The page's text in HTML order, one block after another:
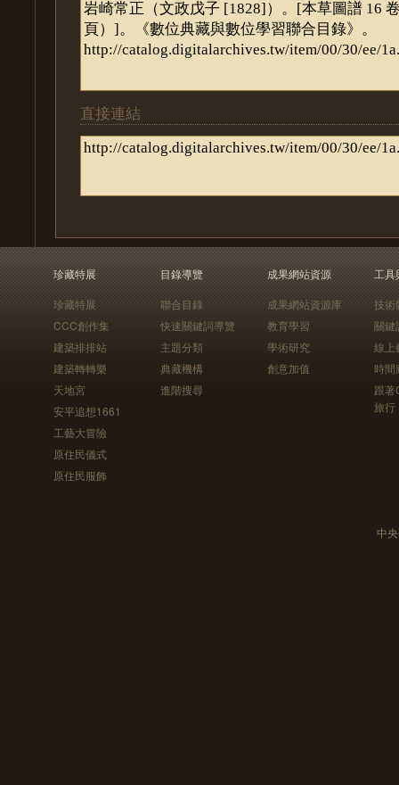
直接連結
珍藏特展
珍藏特展
CCC創作集
建築排排站
建築轉轉樂
天地宮
安平追想1661
工藝大冒險
原住民儀式
原住民服飾
目錄導覽
聯合目錄
快速關鍵詞導覽
主題分類
典藏機構
進階搜尋
成果網站資源
成果網站資源庫
教育學習
學術研究
創意加值
工具
技術
關鍵
線上
時間
跟
旅行
中